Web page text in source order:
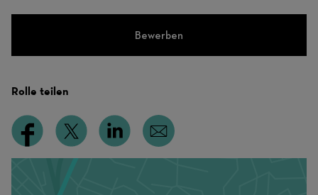
Bewerben
Rolle teilen